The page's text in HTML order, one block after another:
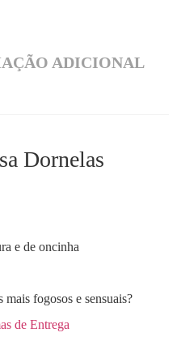
ADICIONAL
Dornelas
e de oncinha
fogosos e sensuais?
de Entrega